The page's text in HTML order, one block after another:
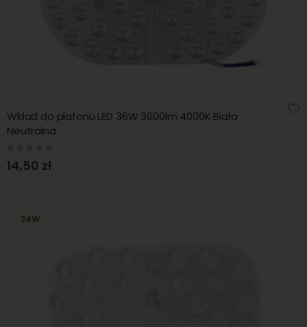
Wkład do plafonu LED 36W 3600lm 4000K Biała
Neutralna
14,50 zł
24W